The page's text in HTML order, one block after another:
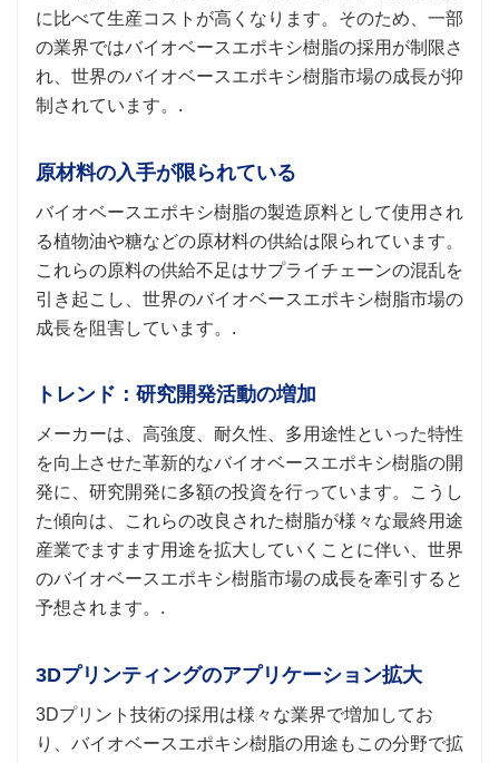
に比べて生産コストが高くなります。そのため、一部
の業界ではバイオベースエポキシ樹脂の採用が制限さ
れ、世界のバイオベースエポキシ樹脂市場の成長が抑
制されています。.
原材料の入手が限られている
バイオベースエポキシ樹脂の製造原料として使用され
る植物油や糖などの原材料の供給は限られています。
これらの原料の供給不足はサプライチェーンの混乱を
引き起こし、世界のバイオベースエポキシ樹脂市場の
成長を阻害しています。.
トレンド：研究開発活動の増加
メーカーは、高強度、耐久性、多用途性といった特性
を向上させた革新的なバイオベースエポキシ樹脂の開
発に、研究開発に多額の投資を行っています。こうし
た傾向は、これらの改良された樹脂が様々な最終用途
産業でますます用途を拡大していくことに伴い、世界
のバイオベースエポキシ樹脂市場の成長を牽引すると
予想されます。.
3Dプリンティングのアプリケーション拡大
3Dプリント技術の採用は様々な業界で増加してお
り、バイオベースエポキシ樹脂の用途もこの分野で拡